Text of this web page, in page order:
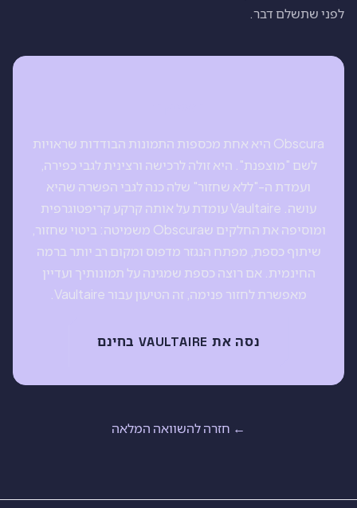
לפני שתשלם דבר.
Obscura היא אחת מכספות התמונות הבודדות שראויות
לשם "מוצפנת". היא זולה לרכישה ורצינית לגבי כפירה,
ועמדת ה-"ללא שחזור" שלה כנה לגבי הפשרה שהיא
עושה. Vaultaire עומדת על אותה קרקע קריפטוגרפית
ומוסיפה את החלקים שObscura משמיטה: ביטוי שחזור,
שיתוף כספת, מפתח הנגזר מדפוס ומקום רב יותר ברמה
החינמית. אם רוצה כספת שמגינה על תמונותיך ועדיין
מאפשרת לחזור פנימה, זה הטיעון עבור Vaultaire.
נסה את VAULTAIRE בחינם
← חזרה להשוואה המלאה